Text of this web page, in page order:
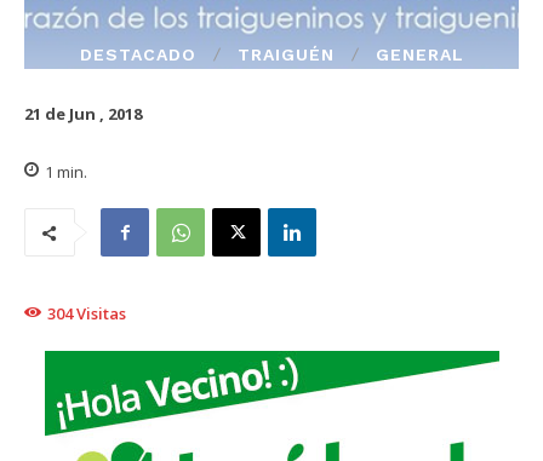
DESTACADO TRAIGUÉN GENERAL
21 de Jun , 2018
1 min.
304Visitas